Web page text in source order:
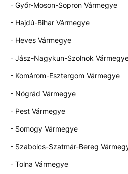
- Győr-Moson-Sopron Vármegye
- Hajdú-Bihar Vármegye
- Heves Vármegye
- Jász-Nagykun-Szolnok
- Komárom-Esztergom Vármegye
- Nógrád Vármegye
- Pest Vármegye
- Somogy Vármegye
- Szabolcs-Szatmár-Bereg
- Tolna Vármegye